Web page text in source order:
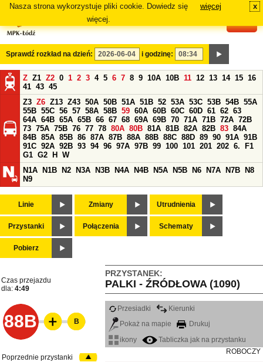
Nasza strona wykorzystuje pliki cookie. Dowiedz się
więcej.
więcej x
Sprawdź rozkład na dzień: i godzinę:
Z Z1 Z2 0 1 2 3 4 5 6 7 8 9 10A 10B 11 12 13 14 15 16
41 43 45
Z3 Z6 Z13 Z43 50A 50B 51A 51B 52 53A 53C 53B 54B 55A
55B 55C 56 57 58A 58B 59 60A 60B 60C 60D 61 62 63
64A 64B 65A 65B 66 67 68 69A 69B 70 71A 71B 72A 72B
73 75A 75B 76 77 78 80A 80B 81A 81B 82A 82B 83 84A
84B 85A 85B 86 87A 87B 88A 88B 88C 88D 89 90 91A 91B
91C 92A 92B 93 94 96 97A 97B 99 100 101 201 202 6.
F1
G1 G2 H
W
N1A
N1B N2 N3A N3B N4A N4B N5A N5B N6 N7A N7B
N8
N9
Linie Zmiany Utrudnienia
Przystanki Połączenia Schematy
Pobierz
PRZYSTANEK:
PALKI - ŹRÓDŁOWA (1090)
Czas przejazdu
dla: 4:49
88B
Przesiadki
Kierunki
Pokaż na mapie
Drukuj
ikony
Tabliczka jak na przystanku
ROBOCZY
B
Poprzednie przystanki